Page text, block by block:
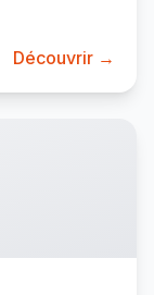
Découvrir →